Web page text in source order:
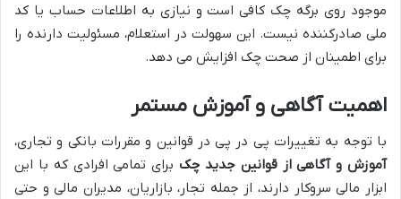
موجود روی برگه چک کافی است و نیازی به اطلاعات حساب یا کد
ملی صادرکننده نیست. این سهولت در استعلام، مسئولیت دارنده را
برای اطمینان از صحت چک افزایش می دهد.
اهمیت آگاهی و آموزش مستمر
با توجه به تغییرات پی در پی در قوانین و مقررات بانکی و تجاری،
آموزش و آگاهی از قوانین جدید چک برای تمامی افرادی که با این
ابزار مالی سروکار دارند، از جمله تجار، بازاریان، مدیران مالی و حتی